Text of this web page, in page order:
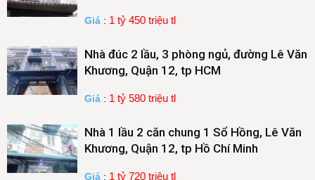
Giá : 1 tỷ 450 triệu tl
Nhà đúc 2 lầu, 3 phòng ngủ, đường Lê Văn
Khương, Quận 12, tp HCM
Giá : 1 tỷ 580 triệu tl
Nhà 1 lầu 2 căn chung 1 Sổ Hồng, Lê Văn
Khương, Quận 12, tp Hồ Chí Minh
Giá : 1 tỷ 720 triệu tl